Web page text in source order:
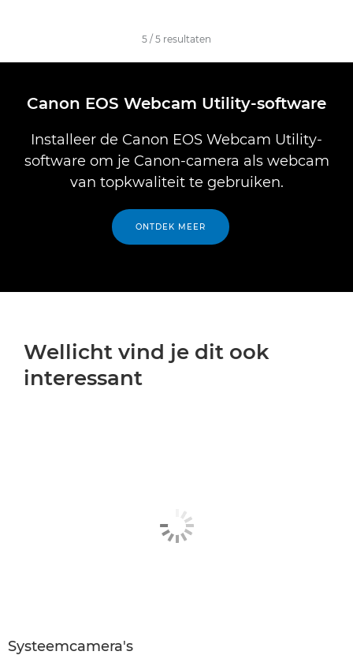
5 / 5 resultaten
Canon EOS Webcam Utility-software
Installeer de Canon EOS Webcam Utility-
software om je Canon-camera als webcam
van topkwaliteit te gebruiken.
ONTDEK MEER
Wellicht vind je dit ook
interessant
Systeemcamera's